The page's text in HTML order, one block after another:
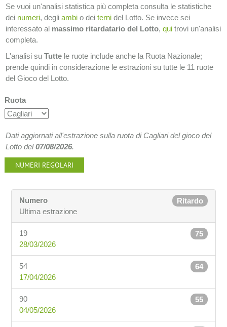
INFORMAZIONI SULLA LOTTERIA
Se vuoi un'analisi statistica più completa consulta le statistiche
dei numeri, degli ambi o dei terni del Lotto. Se invece sei
interessato al massimo ritardatario del Lotto, qui trovi un'analisi
completa.
L'analisi su Tutte le ruote include anche la Ruota Nazionale;
prende quindi in considerazione le estrazioni su tutte le 11 ruote
del Gioco del Lotto.
Ruota
Dati aggiornati all'estrazione sulla ruota di Cagliari del gioco del
Lotto del07/08/2026.
NUMERI REGOLARI
Ritardo
Numero
Ultima estrazione
75
19
28/03/2026
64
54
17/04/2026
55
90
04/05/2026